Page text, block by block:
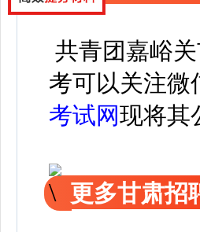
共青团嘉峪
考可以关注微
考试网现将其
更多甘肃招